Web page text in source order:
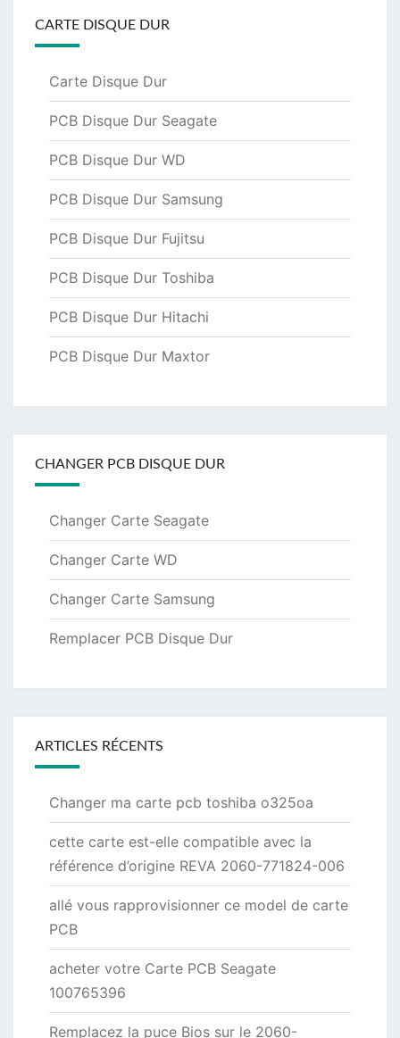
CARTE DISQUE DUR
Carte Disque Dur
PCB Disque Dur Seagate
PCB Disque Dur WD
PCB Disque Dur Samsung
PCB Disque Dur Fujitsu
PCB Disque Dur Toshiba
PCB Disque Dur Hitachi
PCB Disque Dur Maxtor
CHANGER PCB DISQUE DUR
Changer Carte Seagate
Changer Carte WD
Changer Carte Samsung
Remplacer PCB Disque Dur
ARTICLES RÉCENTS
Changer ma carte pcb toshiba o325oa
cette carte est-elle compatible avec la
référence d’origine REVA 2060-771824-006
allé vous rapprovisionner ce model de carte
PCB
acheter votre Carte PCB Seagate
100765396
Remplacez la puce Bios sur le 2060-